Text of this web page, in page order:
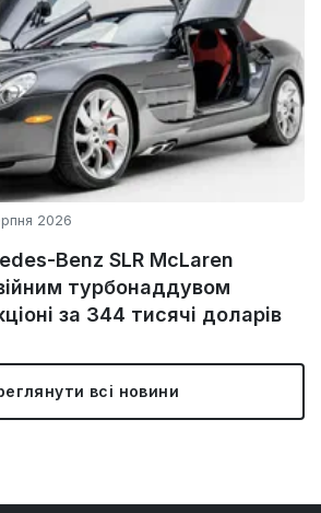
2026
Benz SLR McLaren
турбонаддувом
за 344 тисячі доларів
всі новини